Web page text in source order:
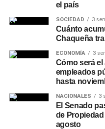
el país
SOCIEDAD 3
Cuánto
Chaqueña
ECONOMÍA 3
Cómo será
empleados
hasta
NACIONALES 3
El Senado
de
agosto